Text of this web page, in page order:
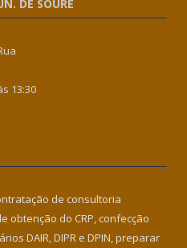
DE SOURE
13:30
de consultoria
obtenção do CRP, confecção
DAIR, DIPR e DPIN, preparar